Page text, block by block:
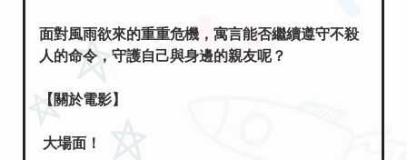
面對風雨欲來的重重危機，寓言能否繼續遵守不殺
人的命令，守護自己與身邊的親友呢？
【關於電影】
大場面！